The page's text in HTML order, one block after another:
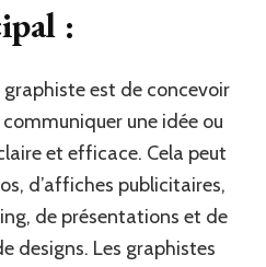
:
est de concevoir
une idée ou
et efficace. Cela peut
d’affiches publicitaires,
de présentations et de
designs. Les graphistes